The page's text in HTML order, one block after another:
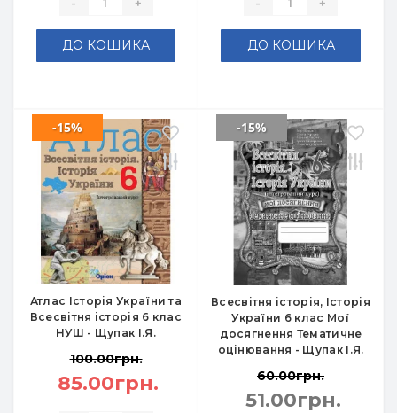
ДО КОШИКА ДО КОШИКА
Атлас Історія України та
Всесвітня історія 6 клас
НУШ - Щупак І.Я.
-15%
100.00грн.
85.00грн.
Всесвітня історія, Історія
України 6 клас Мої
досягнення Тематичне
оцінювання - Щупак І.Я.
-15%
60.00грн.
51.00грн.